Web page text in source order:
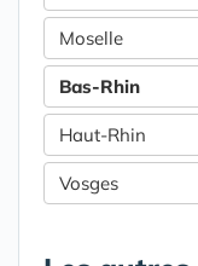
Moselle
Bas-Rhin
Haut-Rhin
Vosges